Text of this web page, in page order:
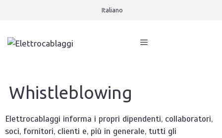
Italiano
Whistleblowing
Elettrocablaggi informa i propri dipendenti, collaboratori,
soci, fornitori, clienti e, più in generale, tutti gli